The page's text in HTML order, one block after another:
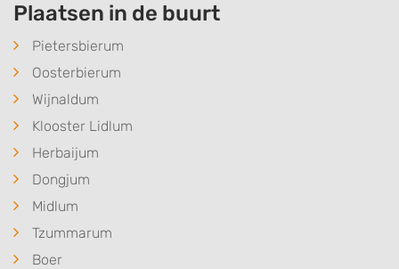
Plaatsen in de buurt
Pietersbierum
Oosterbierum
Wijnaldum
Klooster Lidlum
Herbaijum
Dongjum
Midlum
Tzummarum
Boer